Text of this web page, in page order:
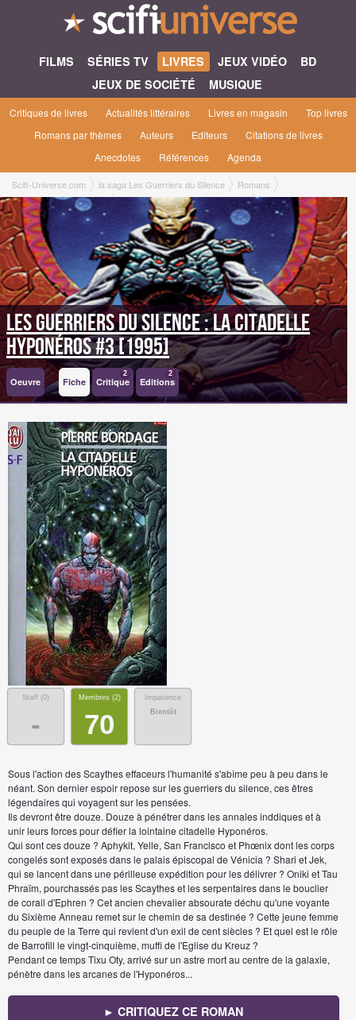
FILMS SÉRIES TV LIVRES JEUX VIDÉO
BD
JEUX DE SOCIÉTÉ
MUSIQUE
Critiques de livres Actualités littéraires Livres en magasin
Top livres
Romans par thèmes
Auteurs Editeurs
Citations de livres
Anecdotes
Références Agenda
Scifi-Universe.com la saga Les Guerriers du Silence
Romans
Les Guerriers du Silence
La Citadelle Hyponéros #3 [1995]
Les Guerriers du Silence : La Citadelle
Hyponéros #3 [1995]
Oeuvre Fiche Critique
2
Editions
2
Staff (0)
-
Membres (2)
70
Impatience
Bientôt
Sous l'action des Scaythes effaceurs l'humanité s'abîme peu à peu dans le
néant. Son dernier espoir repose sur les guerriers du silence, ces êtres
légendaires qui voyagent sur les pensées.
Ils devront être douze. Douze à pénétrer dans les annales inddiques et à
unir leurs forces pour défier la lointaine citadelle Hyponéros.
Qui sont ces douze ? Aphykit, Yelle, San Francisco et Phœnix dont les corps
congelés sont exposés dans le palais épiscopal de Vénicia ? Shari et Jek,
qui se lancent dans une périlleuse expédition pour les délivrer ? Oniki et Tau
Phraïm, pourchassés pas les Scaythes et les serpentaires dans le bouclier
de corail d'Ephren ? Cet ancien chevalier absourate déchu qu'une voyante
du Sixième Anneau remet sur le chemin de sa destinée ? Cette jeune femme
du peuple de la Terre qui revient d'un exil de cent siècles ? Et quel est le rôle
de Barrofill le vingt-cinquième, muffi de l'Eglise du Kreuz ?
Pendant ce temps Tixu Oty, arrivé sur un astre mort au centre de la galaxie,
pénètre dans les arcanes de l'Hyponéros...
► CRITIQUEZ CE ROMAN